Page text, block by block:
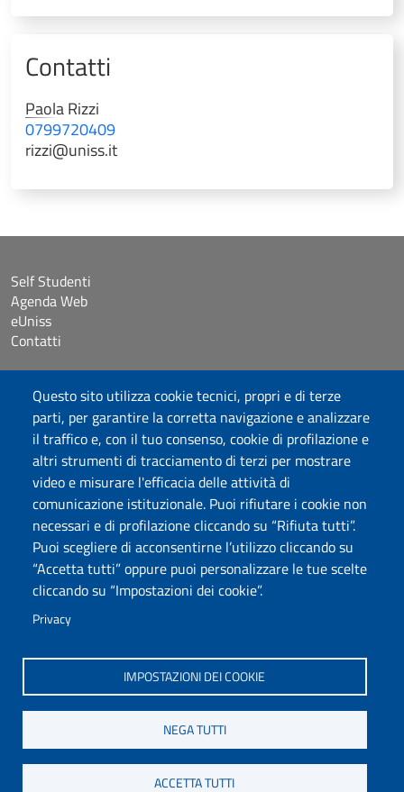
Questo sito utilizza cookie tecnici, propri e di terze
parti, per garantire la corretta navigazione e analizzare
il traffico e, con il tuo consenso, cookie di profilazione e
altri strumenti di tracciamento di terzi per mostrare
video e misurare l'efficacia delle attività di
comunicazione istituzionale. Puoi rifiutare i cookie non
necessari e di profilazione cliccando su “Rifiuta tutti”.
Puoi scegliere di acconsentirne l’utilizzo cliccando su
“Accetta tutti” oppure puoi personalizzare le tue scelte
cliccando su “Impostazioni dei cookie”.
Privacy
IMPOSTAZIONI DEI COOKIE
NEGA TUTTI
ACCETTA TUTTI
Contatti
PaolaRizzi
0799720409
rizzi@uniss.it
DADU – Dipartimento di Architettura, Design e Urbanistica
Università degli Studi di Sassari
Palazzo del Pou Salit – Piazza Duomo, 6 - 07041 Alghero
aaadip@uniss.it
Self Studenti
Agenda Web
eUniss
Contatti
Accessibilità
Dichiarazione di accessibilità
Cookie settings
Mappa del sito
Protocollo
Seguici su